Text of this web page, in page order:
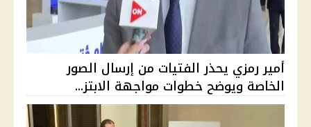
أمير رمزي يحذر الفتيات من إرسال الصور
الخاصة ويوضح خطوات مواجهة الابتز...